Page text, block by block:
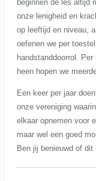
beginnen de les altijd
onze lenigheid en
op leeftijd en niveau,
oefenen we per
handstanddoorrol.
heen hopen we
Een keer per jaar
onze vereniging
elkaar opnemen voor
maar wel een goed
Ben jij benieuwd of